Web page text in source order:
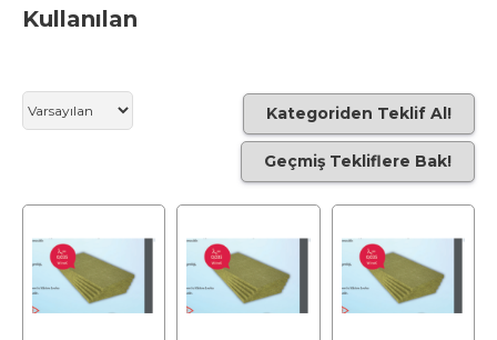
Kullanılan
Kategoriden Teklif Al!
Geçmiş Tekliflere Bak!